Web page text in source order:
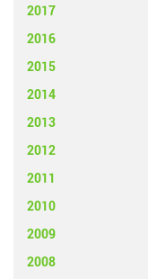
2017
2016
2015
2014
2013
2012
2011
2010
2009
2008